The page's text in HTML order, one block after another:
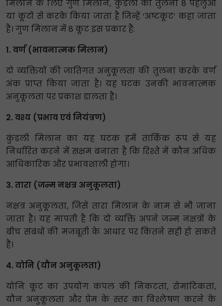
मिलान के लिए गुण मिलान, कुंडली की तुलना 8 पहलुओं
या कूटों से करके किया जाता है जिन्हें ‘अष्टकूट’ कहा जाता
है। गुण मिलान में 8 कूट इस प्रकार हैं:
1. वर्ण (भावनात्मक मिलान)
दो व्यक्तियों की जातिगत अनुकूलता की तुलना करके वर्ण
अंक प्राप्त किया जाता है। यह घटक उनकी भावनात्मक
अनुकूलता पर प्रकाश डालता है।
2. वश्य (प्रभाव एवं नियंत्रण)
कुंडली मिलान का यह घटक हमें तार्किक रूप से यह
निर्धारित करने में सक्षम बनाता है कि रिश्ते में कौन अधिक
आधिकारिक और प्रभावशाली होगा।
3. तारा (जन्म नक्षत्र अनुकूलता)
नक्षत्र अनुकूलता, जिसे तारा मिलान के नाम से भी जाना
जाता है। यह मापती है कि दो व्यक्ति अपने जन्म नक्षत्रों के
बीच संबंधों की मजबूती के आधार पर कितने सही हो सकते
हैं।
4. योनि (यौन अनुकूलता)
योनि कूट का उपयोग कपल की निकटता, रोमांटिकता,
यौन अनुकूलता और प्रेम के स्तर का विश्लेषण करने के